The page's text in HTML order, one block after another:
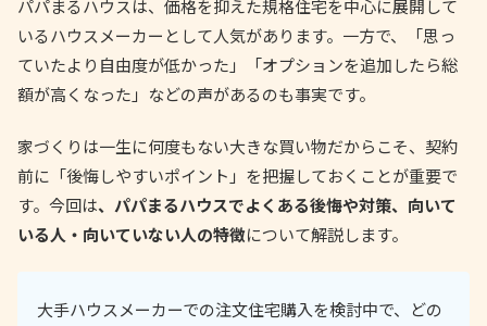
パパまるハウスは、価格を抑えた規格住宅を中心に展開して
いるハウスメーカーとして人気があります。一方で、「思っ
ていたより自由度が低かった」「オプションを追加したら総
額が高くなった」などの声があるのも事実です。
家づくりは一生に何度もない大きな買い物だからこそ、契約
前に「後悔しやすいポイント」を把握しておくことが重要で
す。今回は、パパまるハウスでよくある後悔や対策、向いて
いる人・向いていない人の特徴について解説します。
大手ハウスメーカーでの注文住宅購入を検討中で、どの